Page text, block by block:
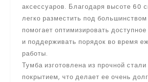
аксессуаров. Благодаря высоте 60
легко разместить под
помогает оптимизировать
и поддерживать порядок во время
работы.
Тумба изготовлена ​​из прочной
покрытием, что делает ее очень